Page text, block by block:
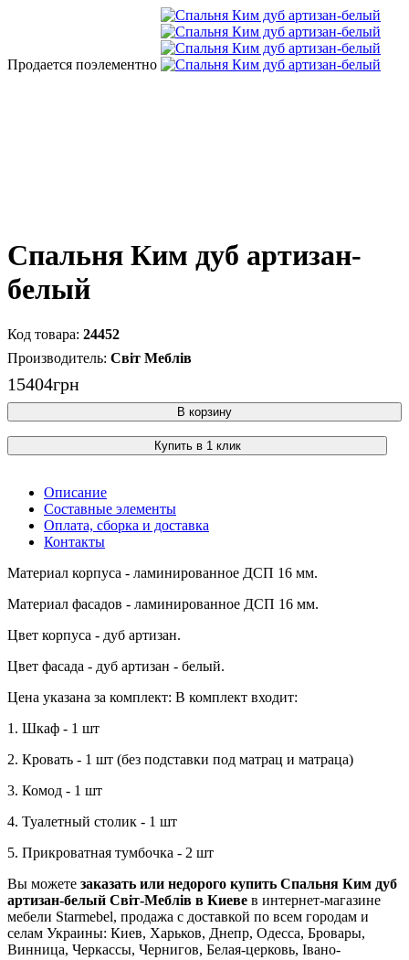
Продается поэлементно
Спальня Ким дуб артизан-
белый
24452
Світ Меблів
15404грн
В корзину
Купить в 1 клик
Описание
Составные элементы
Оплата, сборка и доставка
Контакты
Материал корпуса - ламинированное ДСП 16 мм.
Материал фасадов - ламинированное ДСП 16 мм.
Цвет корпуса - дуб артизан.
Цвет фасада - дуб артизан - белый.
Цена указана за комплект: В комплект входит:
1. Шкаф - 1 шт
2. Кровать - 1 шт (без подставки под матрац и матраца)
3. Комод - 1 шт
4. Туалетный столик - 1 шт
5. Прикроватная тумбочка - 2 шт
Вы можете заказать или недорого купить Спальня Ким дуб
артизан-белый Світ-Меблів в Киеве в интернет-магазине
мебели Starmebel, продажа с доставкой по всем городам и
селам Украины: Киев, Харьков, Днепр, Одесса, Бровары,
Винница, Черкассы, Чернигов, Белая-церковь, Івано-